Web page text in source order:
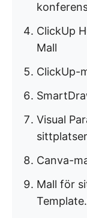
ClickUp
Mall
ClickUp-
Visual
sittplatser
Canva-
Mall för